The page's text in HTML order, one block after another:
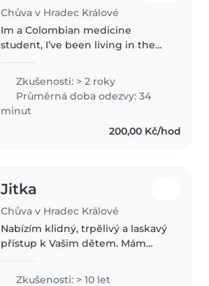
Chůva v Hradec Králové
Im a Colombian medicine
student, I’ve been living in the
I’m very social, good with kids,
patient and flexible with dates.
Because of my mayor, I’ve..
Zkušenosti: > 2 roky
Průměrná doba odezvy: 34
minut
200,00 Kč/hod
Jitka
Chůva v Hradec Králové
Nabízím klidný, trpělivý a laskavý
přístup k Vašim dětem. Mám
Zkušenosti: > 10 let